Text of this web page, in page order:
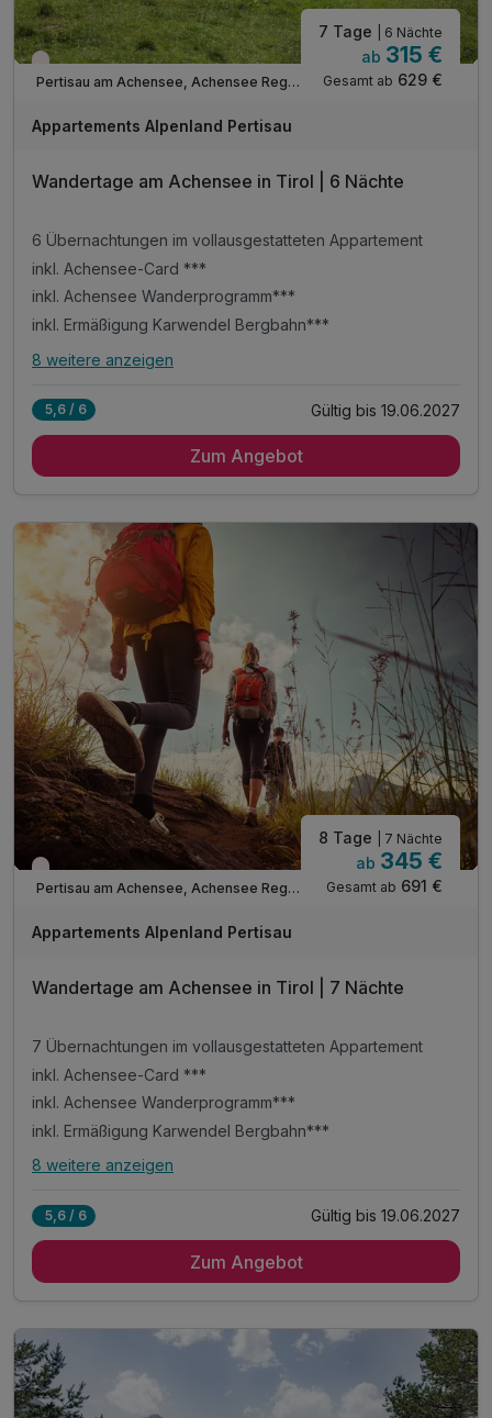
Wieder frei ab September
Pertisau am Achensee, Achensee Region
7 Tage | 6 Nächte
ab 315 €
Gesamt ab 629 €
Appartements Alpenland Pertisau
Wandertage am Achensee in Tirol | 6 Nächte
6 Übernachtungen im vollausgestatteten Appartement
inkl. Achensee-Card ***
inkl. Achensee Wanderprogramm***
inkl. Ermäßigung Karwendel Bergbahn***
Alle Inklusivleistungen
inkl. Achensee-Card ***
inkl. Nutzung Regio Busse***
Tipp: Brötchenservice auf Bestellung
Tipp: Panoramawanderung Achenkirch
Tipp: Tiroler Silberpfad
Tipp: Wanderung zum Piller Wasserfall
Tipp: Direkt am Karwendel-Naturschutzgebiet
ACHTUNG: Endreinigung & OT nicht inkludiert**
ACHTUNG: Aufpreis 3te & 4te Person*
8 weitere anzeigen
5,6 / 6 Gültig bis 19.06.2027
Zum Angebot
Wieder frei ab September
Pertisau am Achensee, Achensee Region
8 Tage | 7 Nächte
ab 345 €
Gesamt ab 691 €
Appartements Alpenland Pertisau
Wandertage am Achensee in Tirol | 7 Nächte
7 Übernachtungen im vollausgestatteten Appartement
inkl. Achensee-Card ***
inkl. Achensee Wanderprogramm***
inkl. Ermäßigung Karwendel Bergbahn***
Alle Inklusivleistungen
inkl. Achensee-Card ***
inkl. Nutzung Regio Busse***
Tipp: Brötchenservice auf Bestellung
Tipp: Sunnseitenrunde am Weerberg
8 weitere anzeigen
5,6 / 6 Gültig bis 19.06.2027
Zum Angebot